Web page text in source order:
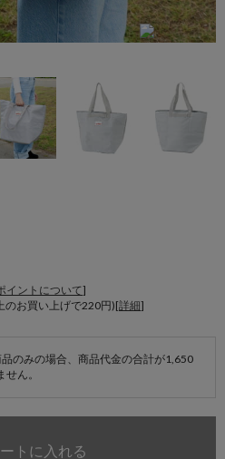
イントについて]
のお買い上げで220円)[詳細]
のみの場合、商品代金の合計が1,650
ん。